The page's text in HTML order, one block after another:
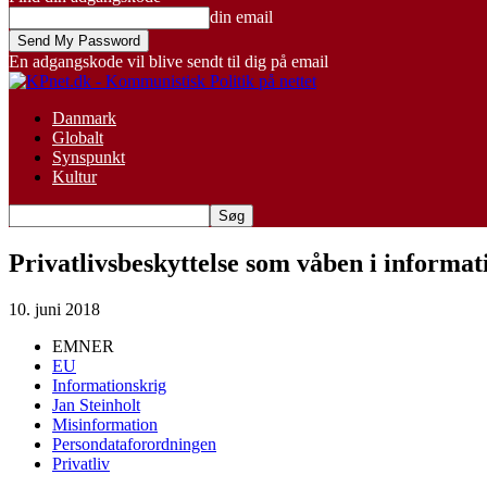
din email
En adgangskode vil blive sendt til dig på email
Danmark
Globalt
Synspunkt
Kultur
Privatlivsbeskyttelse som våben i
10. juni 2018
EMNER
EU
Informationskrig
Jan Steinholt
Misinformation
Persondataforordningen
Privatliv